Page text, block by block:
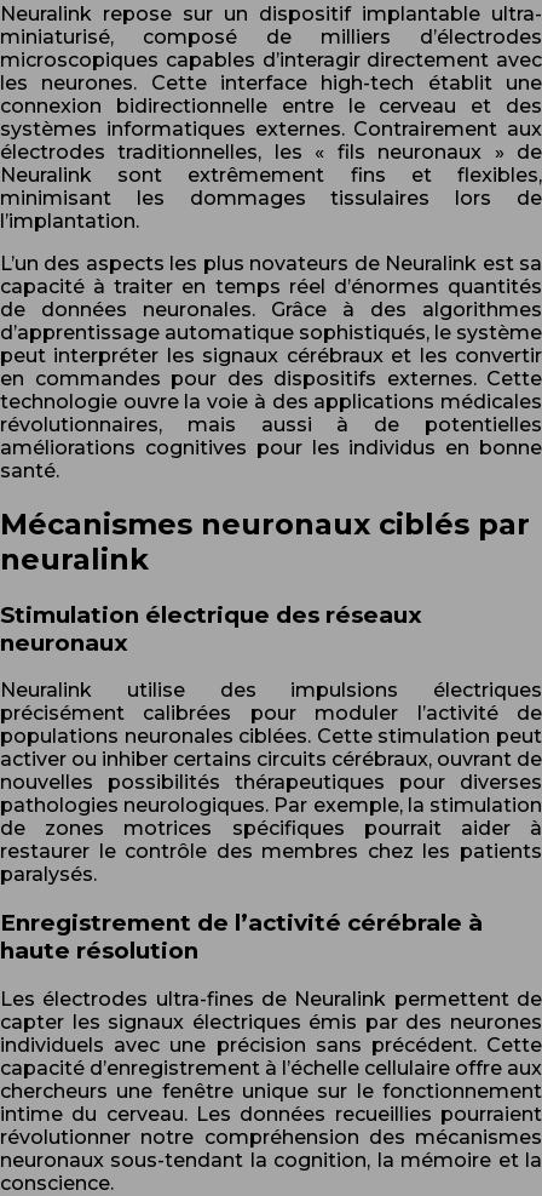
Neuralink repose sur un dispositif implantable ultra-
miniaturisé, composé de milliers d’électrodes
microscopiques capables d’interagir directement avec
les neurones. Cette interface high-tech établit une
connexion bidirectionnelle entre le cerveau et des
systèmes informatiques externes. Contrairement aux
électrodes traditionnelles, les « fils neuronaux » de
Neuralink sont extrêmement fins et flexibles,
minimisant les dommages tissulaires lors de
l’implantation.
L’un des aspects les plus novateurs de Neuralink est sa
capacité à traiter en temps réel d’énormes quantités
de données neuronales. Grâce à des algorithmes
d’apprentissage automatique sophistiqués, le système
peut interpréter les signaux cérébraux et les convertir
en commandes pour des dispositifs externes. Cette
technologie ouvre la voie à des applications médicales
révolutionnaires, mais aussi à de potentielles
améliorations cognitives pour les individus en bonne
santé.
Mécanismes neuronaux ciblés par
neuralink
Stimulation électrique des réseaux
neuronaux
Neuralink utilise des impulsions électriques
précisément calibrées pour moduler l’activité de
populations neuronales ciblées. Cette stimulation peut
activer ou inhiber certains circuits cérébraux, ouvrant de
nouvelles possibilités thérapeutiques pour diverses
pathologies neurologiques. Par exemple, la stimulation
de zones motrices spécifiques pourrait aider à
restaurer le contrôle des membres chez les patients
paralysés.
Enregistrement de l’activité cérébrale à
haute résolution
Les électrodes ultra-fines de Neuralink permettent de
capter les signaux électriques émis par des neurones
individuels avec une précision sans précédent. Cette
capacité d’enregistrement à l’échelle cellulaire offre aux
chercheurs une fenêtre unique sur le fonctionnement
intime du cerveau. Les données recueillies pourraient
révolutionner notre compréhension des mécanismes
neuronaux sous-tendant la cognition, la mémoire et la
conscience.